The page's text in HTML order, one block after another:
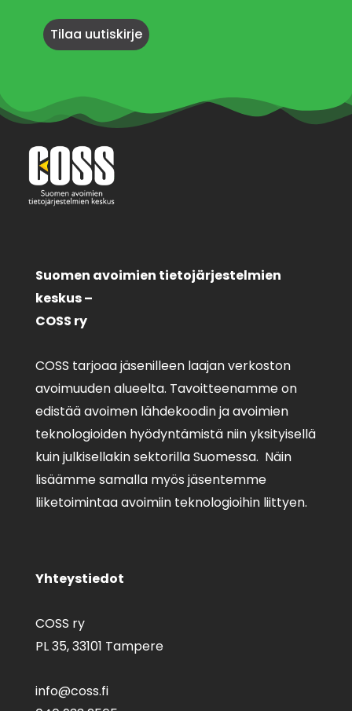
Suomen avoimien tietojärjestelmien
keskus –
COSS ry
COSS tarjoaa jäsenilleen laajan verkoston
avoimuuden alueelta. Tavoitteenamme on
edistää avoimen lähdekoodin ja avoimien
teknologioiden hyödyntämistä niin yksityisellä
kuin julkisellakin sektorilla Suomessa. Näin
lisäämme samalla myös jäsentemme
liiketoimintaa avoimiin teknologioihin liittyen.
Yhteystiedot
COSS ry
PL 35,33101 Tampere
info@coss.fi